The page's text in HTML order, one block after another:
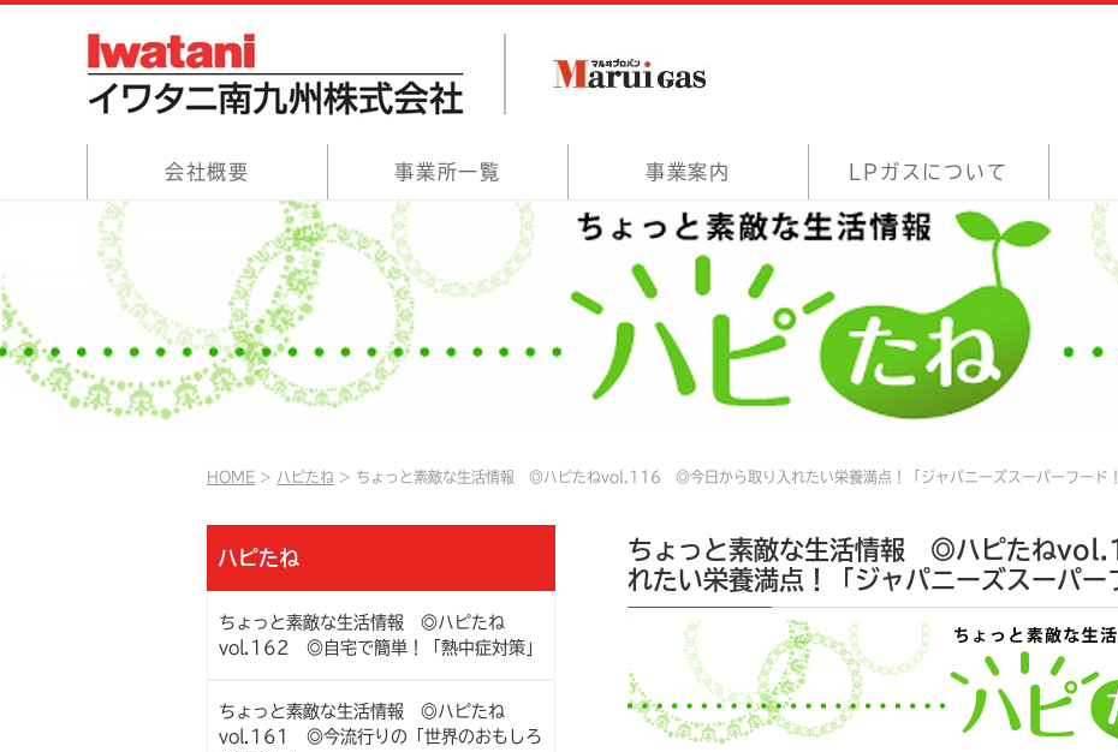
会社概要 事業所一覧 事業案内 LPガスについて
HOME ハピたね ちょっと素敵な生活情報 ◎ハピたねvol.116 ◎今日から取り入れたい栄養満点！「ジャパニーズスーパーフード！
ハピたね
ちょっと素敵な生活情報 ◎ハピたね
vol.162 ◎自宅で簡単！「熱中症対策」
ちょっと素敵な生活情報 ◎ハピたね
vol.161 ◎今流行りの「世界のおもしろ
ちょっと素敵な生活情報 ◎ハピたね
れたい栄養満点！「ジャパニーズスーパー